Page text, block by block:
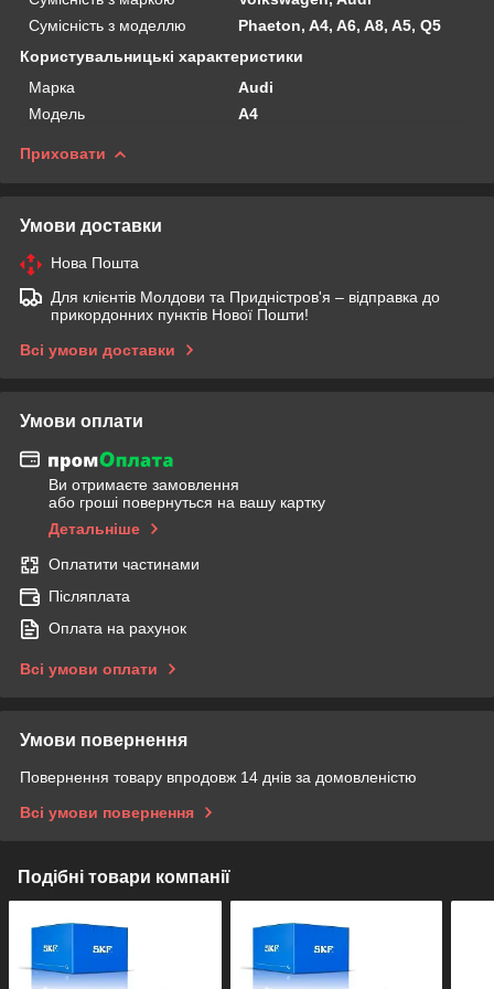
Сумісність з моделлю
Phaeton, A4, A6, A8, A5, Q5
Користувальницькі характеристики
Марка
Audi
Модель
A4
Приховати
Умови доставки
Нова Пошта
Для клієнтів Молдови та Придністров'я – відправка до
прикордонних пунктів Нової Пошти!
Всі умови доставки
Умови оплати
Ви отримаєте замовлення
або гроші повернуться на вашу картку
Детальніше
Оплатити частинами
Післяплата
Оплата на рахунок
Всі умови оплати
Умови повернення
Повернення товару впродовж 14 днів за домовленістю
Всі умови повернення
Подібні товари компанії